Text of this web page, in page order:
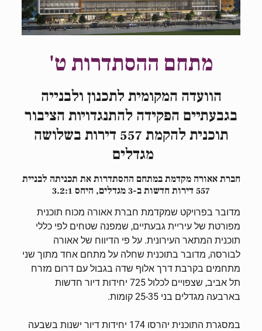
מתחם ההסתדרותט'
הוועדה המקומית לתכנון ולבנייה
בגבעתיים הפקידה להתנגדויות הציבור
תוכנית להקמת 557 דירות בשלושה
מגדלים
חברת אאורה מקדמת במתחם ההסתדרות את תכניתה לבניית
557 דירות חדשות ב-3 מגדלים, היחס 3.2:1
מדובר בפרויקט שמקדמת חברת אאורה מכוח תוכנית
מפורטת של עיריית גבעתיים, שמפנה שטחים לפי כללי
תוכנית המתאר העירונית. על פי הדיווח של אאורה
לבורסה, מדובר בתוכנית שחלה על מתחם אחד מתוך שני
מתחמים בקרבת דרך אלוף שדה בגבול עם דרום מזרח
תל אביב, שצפויים לכלול 725 יחידות דיור חדשות
בארבעה מגדלים בני 25-35 קומות.
במסגרת התוכנית יהרסו 174 יחידות דיור ישנות בשבעה